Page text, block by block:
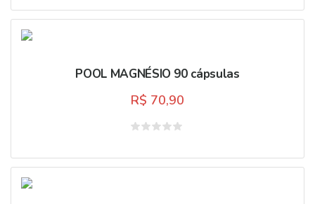
de
5
POOL MAGNÉSIO 90 cápsulas
R$ 70,90
de
5